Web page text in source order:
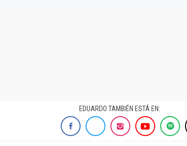
EDUARDO TAMBIÉN ESTÁ EN: